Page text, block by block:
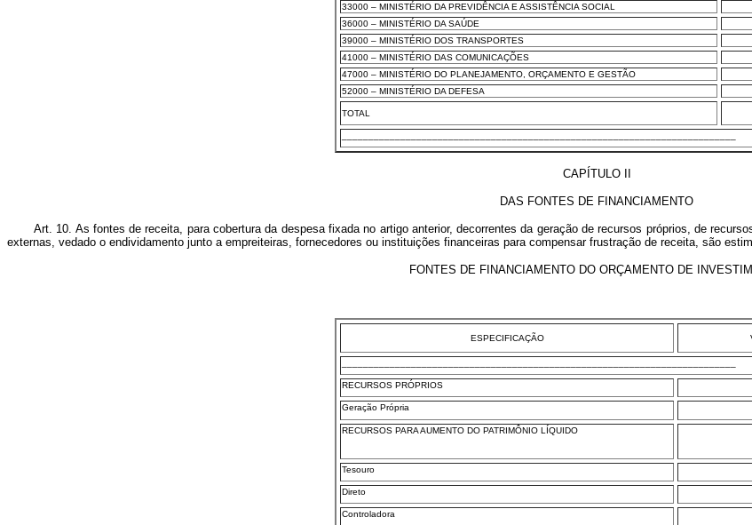
33000 – MINISTÉRIO DA PREVIDÊNCIA E ASSISTÊNCIA SOCIAL
36000 – MINISTÉRIO DA SAÚDE
39000 – MINISTÉRIO DOS TRANSPORTES
41000 – MINISTÉRIO DAS COMUNICAÇÕES
47000 – MINISTÉRIO DO PLANEJAMENTO, ORÇAMENTO E GESTÃO
52000 – MINISTÉRIO DA DEFESA
TOTAL
CAPÍTULO II
DAS FONTES DE FINANCIAMENTO
Art. 10. As fontes de receita, para cobertura da despesa fixada no artigo anterior, decorrentes da geração de recursos próprios, de
externas, vedado o endividamento junto a empreiteiras, fornecedores ou instituições financeiras para compensar frustração de receita, são
FONTES DE FINANCIAMENTO DO ORÇAMENTO DE
ESPECIFICAÇÃO
RECURSOS PRÓPRIOS
Geração Própria
RECURSOS PARA AUMENTO DO PATRIMÔNIO LÍQUIDO
Tesouro
Direto
Controladora